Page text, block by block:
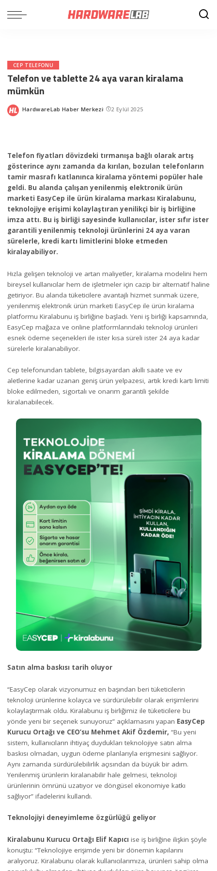
CEP TELEFONU
Telefon ve tablette 24 aya varan kiralama
mümkün
Posted
HardwareLab Haber Merkezi 2 Eylül 2025
Telefon fiyatları dövizdeki tırmanışa bağlı olarak artış
gösterince aynı zamanda da kırılan, bozulan telefonların
tamir masrafı katlanınca kiralama yöntemi popüler hale
geldi. Bu alanda çalışan yenilenmiş elektronik ürün
marketi EasyCep ile ürün kiralama markası Kiralabunu,
teknolojiye erişimi kolaylaştıran yenilikçi bir iş birliğine
imza attı. Bu iş birliği sayesinde kullanıcılar, ister sıfır ister
garantili yenilenmiş teknoloji ürünlerini 24 aya varan
sürelerle, kredi kartı limitlerini bloke etmeden
kiralayabiliyor.
Hızla gelişen teknoloji ve artan maliyetler, kiralama modelini hem
bireysel kullanıcılar hem de işletmeler için cazip bir alternatif haline
getiriyor. Bu alanda tüketicilere avantajlı hizmet sunmak üzere,
yenilenmiş elektronik ürün marketi EasyCep ile ürün kiralama
platformu Kiralabunu iş birliğine başladı. Yeni iş birliği kapsamında,
EasyCep mağaza ve online platformlarındaki teknoloji ürünleri
esnek ödeme seçenekleri ile ister kısa süreli ister 24 aya kadar
sürelerle kiralanabiliyor.
Cep telefonundan tablete, bilgisayardan akıllı saate ve ev
aletlerine kadar uzanan geniş ürün yelpazesi, artık kredi kartı limiti
bloke edilmeden, sigortalı ve onarım garantili şekilde
kiralanabilecek.
Satın alma baskısı tarih oluyor
“EasyCep olarak vizyonumuz en başından beri tüketicilerin
teknoloji ürünlerine kolayca ve sürdürülebilir olarak erişimlerini
kolaylaştırmak oldu. Kiralabunu iş birliğimiz ile tüketicilere bu
yönde yeni bir seçenek sunuyoruz” açıklamasını yapan EasyCep
Kurucu Ortağı ve CEO’su Mehmet Akif Özdemir, “Bu yeni
sistem, kullanıcıların ihtiyaç duydukları teknolojiye satın alma
baskısı olmadan, uygun ödeme planlarıyla erişmesini sağlıyor.
Aynı zamanda sürdürülebilirlik açısından da büyük bir adım.
Yenilenmiş ürünlerin kiralanabilir hale gelmesi, teknoloji
ürünlerinin ömrünü uzatıyor ve döngüsel ekonomiye katkı
sağlıyor” ifadelerini kullandı.
Teknolojiyi deneyimleme özgürlüğü geliyor
Kiralabunu Kurucu Ortağı Elif Kapıcı ise iş birliğine ilişkin şöyle
konuştu: “Teknolojiye erişimde yeni bir dönemin kapılarını
aralıyoruz. Kiralabunu olarak kullanıcılarımıza, ürünleri sahip olma